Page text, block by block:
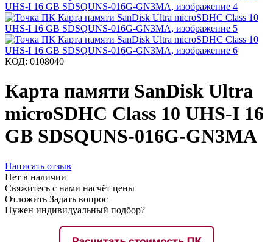
КОД: 0108040
Карта памяти SanDisk Ultra
microSDHC Class 10 UHS-I 16
GB SDSQUNS-016G-GN3MA
Написать отзыв
Нет в наличии
Свяжитесь с нами насчёт цены
Отложить Задать вопрос
Нужен индивидуальный подбор?